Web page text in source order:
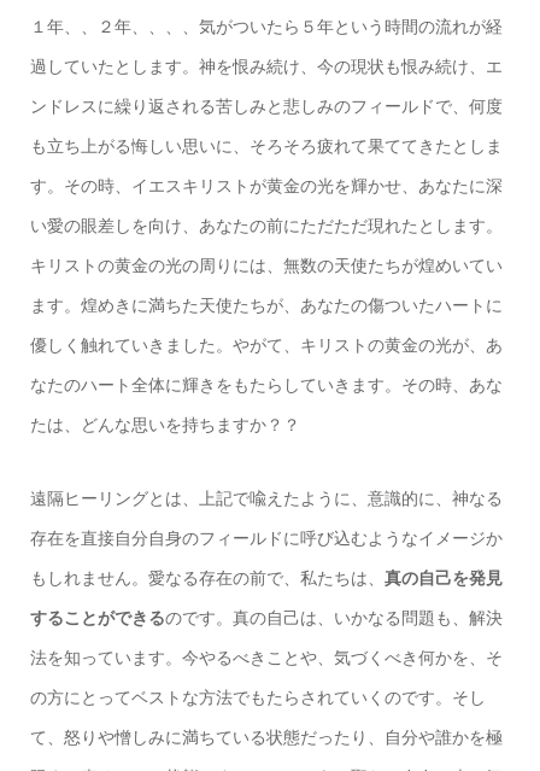
１年、、２年、、、、気がついたら５年という時間の流れが経
過していたとします。神を恨み続け、今の現状も恨み続け、エ
ンドレスに繰り返される苦しみと悲しみのフィールドで、何度
も立ち上がる悔しい思いに、そろそろ疲れて果ててきたとしま
す。その時、イエスキリストが黄金の光を輝かせ、あなたに深
い愛の眼差しを向け、あなたの前にただただ現れたとします。
キリストの黄金の光の周りには、無数の天使たちが煌めいてい
ます。煌めきに満ちた天使たちが、あなたの傷ついたハートに
優しく触れていきました。やがて、キリストの黄金の光が、あ
なたのハート全体に輝きをもたらしていきます。その時、あな
たは、どんな思いを持ちますか？？
遠隔ヒーリングとは、上記で喩えたように、 意識的に、神なる
存在を直接自分自身のフィールドに呼び込むようなイメージか
もしれません。愛なる存在の前で、私たちは、 真の自己を発見
することができるのです。真の自己は、いかなる問題も、解決
法を知っています。今やるべきことや、気づくべき何かを、そ
の方にとってベストな方法でもたらされていくのです。そし
て、怒りや憎しみに満ちている状態だったり、自分や誰かを極